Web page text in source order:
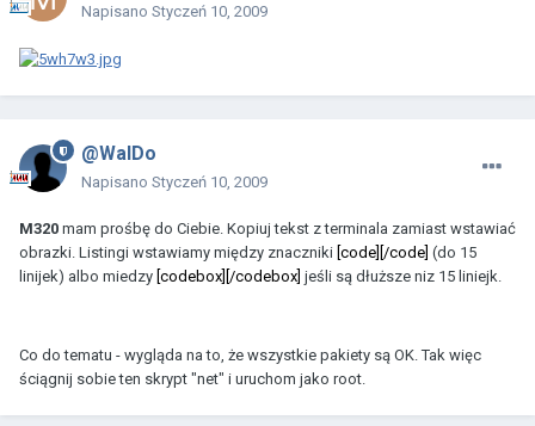
Napisano Styczeń 10, 2009
@WalDo
Napisano Styczeń 10, 2009
M320 mam prośbę do Ciebie. Kopiuj tekst z terminala zamiast wstawiać
obrazki. Listingi wstawiamy między znaczniki [code /code] (do 15
linijek) albo miedzy [codebox /codebox] jeśli są dłuższe niz 15 liniejk.
Co do tematu - wygląda na to, że wszystkie pakiety są OK. Tak więc
ściągnij sobie ten skrypt "net" i uruchom jako root.